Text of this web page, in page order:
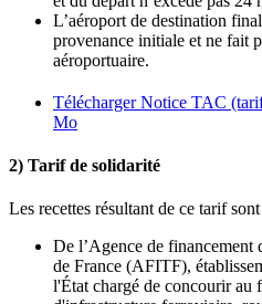
L’aéroport de destination
provenance initiale et ne fait
aéroportuaire.
Télécharger Notice TAC
Mo
2) Tarif de solidarité
Les recettes résultant de ce tarif
De l’Agence de financement
de France (AFITF),
l'État chargé de concourir au